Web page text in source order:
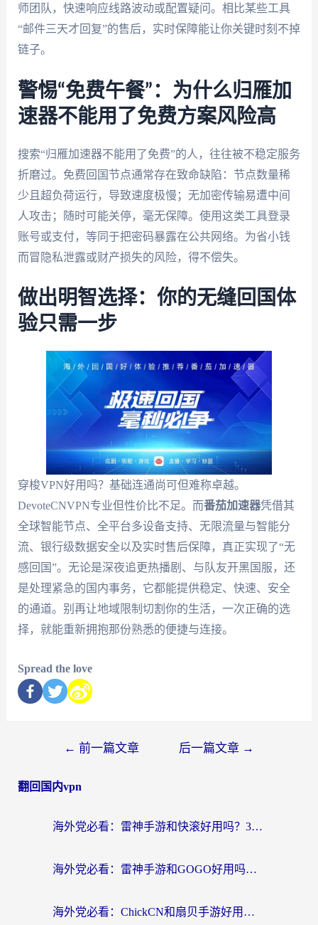
师团队，快速响应线路波动或配置疑问。相比某些工具
“邮件三天才回复”的售后，实时保障能让你关键时刻不掉
链子。
警惕“免费午餐”：为什么归雁加
速器不能用了免费方案风险高
搜索“归雁加速器不能用了免费”的人，往往被不稳定服务
折磨过。免费回国节点通常存在致命缺陷：节点数量稀
少且超负荷运行，导致速度极慢；无加密传输易遭中间
人攻击；随时可能关停，毫无保障。使用这类工具登录
账号或支付，等同于把密码暴露在公共网络。为省小钱
而冒隐私泄露或财产损失的风险，得不偿失。
做出明智选择：你的无缝回国体
验只需一步
穿梭VPN好用吗？基础连通尚可但难称卓越。
DevoteCNVPN专业但性价比不足。而番茄加速器凭借其
全球智能节点、全平台多设备支持、无限流量与智能分
流、银行级数据安全以及实时售后保障，真正实现了“无
感回国”。无论是深夜追更热播剧、与队友开黑国服，还
是处理紧急的国内事务，它都能提供稳定、快速、安全
的通道。别再让地域限制切割你的生活，一次正确的选
择，就能重新拥抱那份熟悉的便捷与连接。
Spread the love
← 前一篇文章 后一篇文章 →
翻回国内vpn
海外党必看：雷神手游和快滚好用吗？3步选对回国加速器无缝刷国内资源
海外党必看：雷神手游和GOGO好用吗？3步选对回国加速器，无缝刷剧玩原神
海外党必看：ChickCN和扇贝手游好用吗？3步选对回国加速器无缝刷国内资源